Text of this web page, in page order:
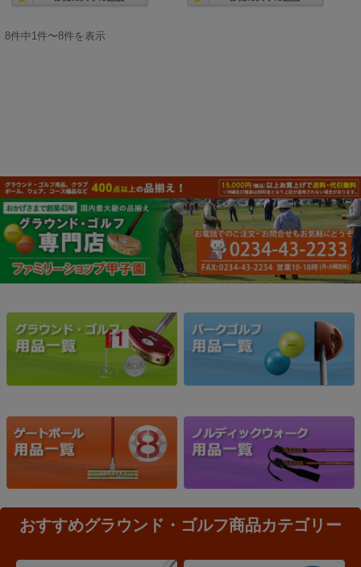
おすすめグラウンド・ゴルフ商品カテゴリー
8件中1件〜8件を表示